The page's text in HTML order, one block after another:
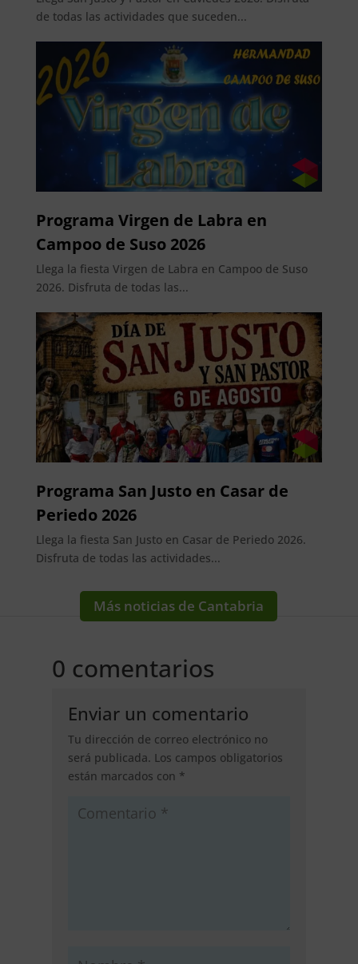
de todas las actividades que suceden...
Programa Virgen de Labra en
Campoo de Suso 2026
Llega la fiesta Virgen de Labra en Campoo de Suso
2026. Disfruta de todas las...
Programa San Justo en Casar de
Periedo 2026
Llega la fiesta San Justo en Casar de Periedo 2026.
Disfruta de todas las actividades...
Más noticias de Cantabria
0 comentarios
Enviar un comentario
Tu dirección de correo electrónico no
será publicada. Los campos obligatorios
están marcados con *